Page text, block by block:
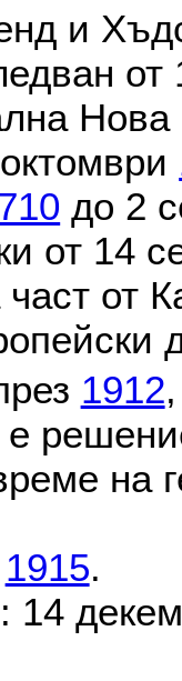
и
от
до 2
от 14
от
1912
е
на
1915.
14